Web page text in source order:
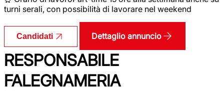
turni serali, con possibilità di lavorare nel weekend
Candidati Dettaglio annuncio
RESPONSABILE
FALEGNAMERIA